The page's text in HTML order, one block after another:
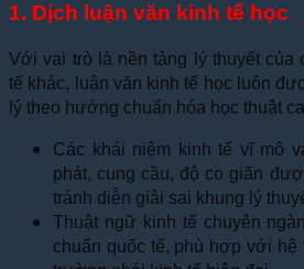
1. Dịch luận văn kinh tế học
Với vai trò là nền tảng lý thuyết của
tế khác, luận văn kinh tế học luôn
lý theo hướng chuẩn hóa học thuật
Các khái niệm kinh tế vĩ mô
phát, cung cầu, độ co giãn
tránh diễn giải sai khung lý
Thuật ngữ kinh tế chuyên
chuẩn quốc tế, phù hợp với hệ